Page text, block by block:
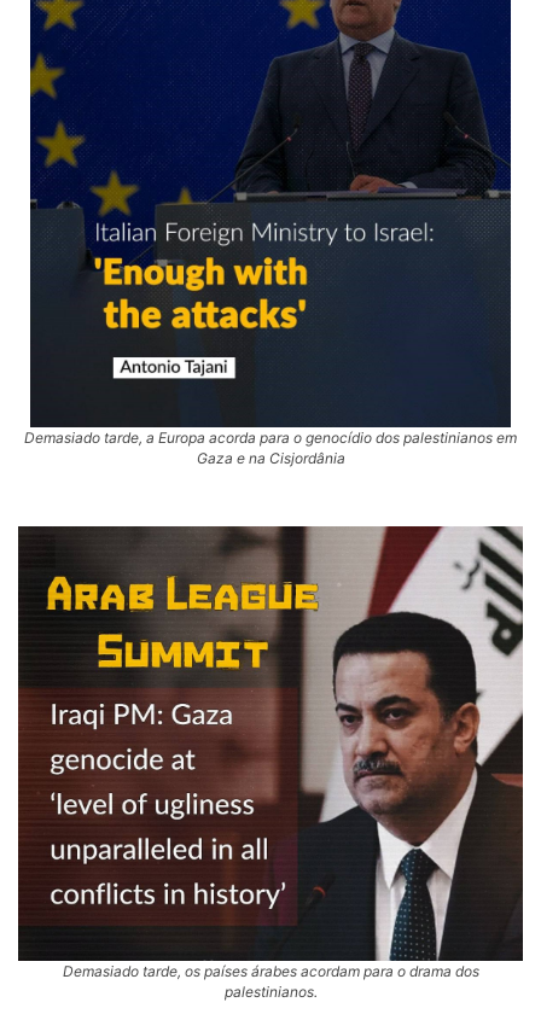
Demasiado tarde, a Europa acorda para o genocídio dos palestinianos em
Gaza e na Cisjordânia
Demasiado tarde, os países árabes acordam para o drama dos
palestinianos.